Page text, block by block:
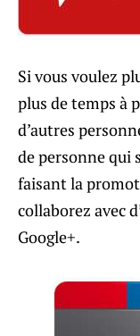
Si vous voulez
plus de temps à
d’autres
de personne qui
faisant la
collaborez avec
Google+.